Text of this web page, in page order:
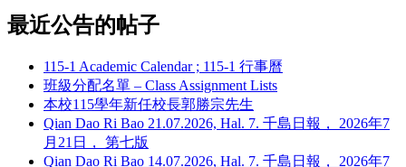
最近公告的帖子
115-1 Academic Calendar ; 115-1 行事曆
班級分配名單 – Class Assignment Lists
本校115學年新任校長郭勝宗先生
Qian Dao Ri Bao 21.07.2026, Hal. 7. 千島日報， 2026年7
月21日， 第七版
Qian Dao Ri Bao 14.07.2026, Hal. 7. 千島日報， 2026年7